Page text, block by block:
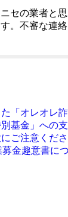
セの業者と
。不審な連
「オレオレ
基金」への
ご注意くださ
金趣意書に